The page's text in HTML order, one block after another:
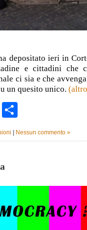
depositato ieri in
e cittadini che
ci sia e che
un quesito unico.
WhatsApp
Nessun commento »